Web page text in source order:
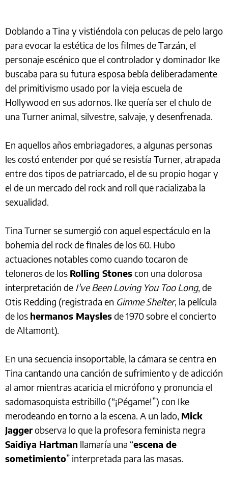
Doblando a Tina y vistiéndola con pelucas de pelo largo
para evocar la estética de los filmes de Tarzán, el
personaje escénico que el controlador y dominador Ike
buscaba para su futura esposa bebía deliberadamente
del primitivismo usado por la vieja escuela de
Hollywood en sus adornos. Ike quería ser el chulo de
una Turner animal, silvestre, salvaje, y desenfrenada.
En aquellos años embriagadores, a algunas personas
les costó entender por qué se resistía Turner, atrapada
entre dos tipos de patriarcado, el de su propio hogar y
el de un mercado del rock and roll que racializaba la
sexualidad.
Tina Turner se sumergió con aquel espectáculo en la
bohemia del rock de finales de los 60. Hubo
actuaciones notables como cuando tocaron de
teloneros de los Rolling Stonescon una dolorosa
interpretación de I've Been Loving You Too Long, de
Otis Redding (registrada en Gimme Shelter, la película
de los hermanos Mayslesde 1970 sobre el concierto
de Altamont).
En una secuencia insoportable, la cámara se centra en
Tina cantando una canción de sufrimiento y de adicción
al amor mientras acaricia el micrófono y pronuncia el
sadomasoquista estribillo (“¡Pégame!”) con Ike
merodeando en torno a la escena. A un lado, Mick
Jaggerobserva lo que la profesora feminista negra
Saidiya Hartman llamaría una “escena de
sometimiento” interpretada para las masas.